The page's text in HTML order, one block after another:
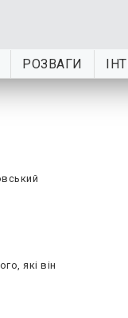
РОЗВАГИ
які він